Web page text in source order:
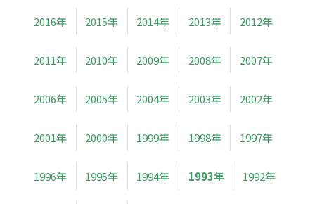
2016年 2015年 2014年 2013年 2012年
2011年 2010年 2009年 2008年 2007年
2006年 2005年 2004年 2003年 2002年
2001年 2000年 1999年 1998年 1997年
1996年 1995年 1994年 1993年 1992年